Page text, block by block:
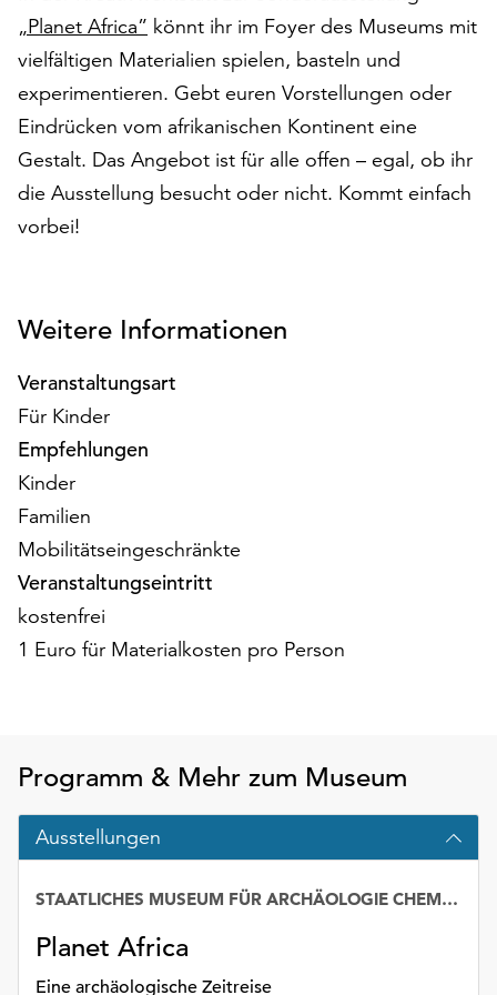
auf
„Alle
akzeptieren“,
um
alle
Cookies
akzeptieren.
Sie
jederzeit
und
widerrufen.
Dafür
steht
Ihnen
am
der
Seite
die
Schaltfläche
„Cookie-
Funktionale
Cookies
werden
auch
ohne
Ihr
weiterhin
„Planet Africa” könnt ihr im Foyer des Museums mit
vielfältigen Materialien spielen, basteln und
experimentieren. Gebt euren Vorstellungen oder
Eindrücken vom afrikanischen Kontinent eine
Gestalt. Das Angebot ist für alle offen – egal, ob ihr
die Ausstellung besucht oder nicht. Kommt einfach
vorbei!
Weitere Informationen
Veranstaltungsart
Für Kinder
Empfehlungen
Kinder
Familien
Mobilitätseingeschränkte
Veranstaltungseintritt
kostenfrei
1 Euro für Materialkosten pro Person
Programm & Mehr zum Museum
Ausstellungen
STAATLICHES MUSEUM FÜR ARCHÄOLOGIE CHEMNITZ – SMAC
Planet Africa
Eine archäologische Zeitreise